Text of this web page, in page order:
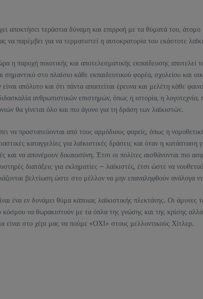
αποκτήσει τεράστια δύναμη και επιρροή με τα θύματά του,
να παρέμβει για να τερματιστεί η αυτοκρατορία του εκάστοτε
η παροχή ποιοτικής και αποτελεσματικής εκπαίδευσης
στο πλαίσιο κάθε εκπαιδευτικού φορέα, σχολείου και
απόλυτο και ότι πάντα απαιτείται έρευνα και μελέτη κάθε
ανθρωπιστικών επιστημών, όπως η ιστορία, η λογοτεχνία,
θα γίνεται όλο και πιο άγονο για τη δράση των λαϊκιστών.
να προστατεύονται από τους αρμόδιους φορείς, όπως η
καταγγελίες για λαϊκιστικές δράσεις και όταν η
και να απονέμουν δικαιοσύνη. Έτσι οι πολίτες αισθάνονται πιο
διατάξεις για εκληματίες – λαϊκιστές, έτσι ώστε να
βελτίωση ώστε στο μέλλον να μην επαναληφθούν ανάλογα
ένα εν δυνάμει θύμα κάποιας λαϊκιστικής πλεκτάνης. Οι
να θωρακιστούν με τα όπλα της γνώσης και της κρίσης
είναι στο χέρι μας να πούμε «ΟΧΙ» στους μελλοντικούς Χίτλερ.